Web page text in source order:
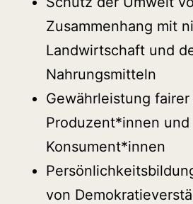
Zusammenhang mit
Landwirtschaft und
Nahrungsmitteln
Gewährleistung
Produzent*innen und
Konsument*innen
von